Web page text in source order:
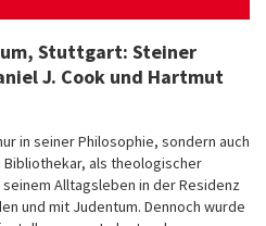
, Stuttgart: Steiner
J. Cook und Hartmut
in seiner Philosophie, sondern auch
als theologischer
Alltagsleben in der Residenz
und mit Judentum. Dennoch wurde